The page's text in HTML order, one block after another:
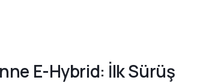
E-Hybrid: İlk Sürüş